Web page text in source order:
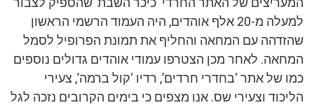
למעלה מ-20 אלף אוהדים, היה העמוד הרשמי הראשון
שהזדהה עם המחאה והחליף את תמונת הפרופיל לסמל
המחאה. לאחר מכן הצטרפו עמודי אוהדים גדולים נוספים
כמו של אתר ‘בחדרי חרדים’, רדיו ‘קול ברמה’, צעירי
הליכוד וצעירי שס. אנו מצפים כי בימים הקרובים נזכה לגל